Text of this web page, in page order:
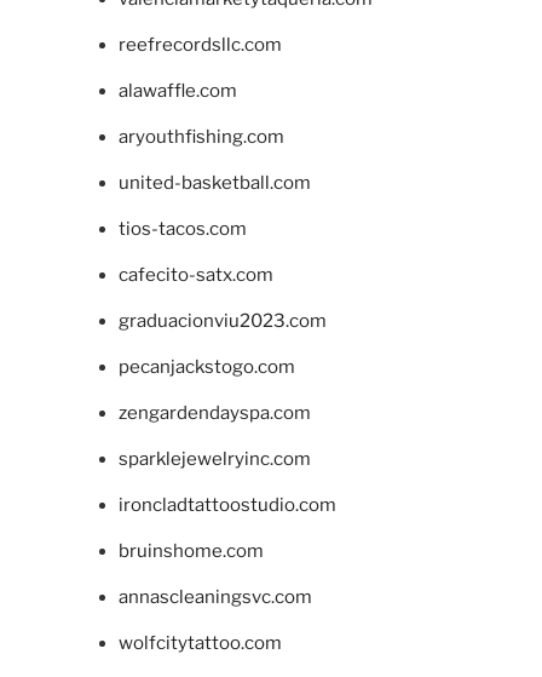
reefrecordsllc.com
alawaffle.com
aryouthfishing.com
united-basketball.com
tios-tacos.com
cafecito-satx.com
graduacionviu2023.com
pecanjackstogo.com
zengardendayspa.com
sparklejewelryinc.com
ironcladtattoostudio.com
bruinshome.com
annascleaningsvc.com
wolfcitytattoo.com